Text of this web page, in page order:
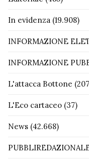
In evidenza (19.908)
INFORMAZIONE
INFORMAZIONE
L'attacca Bottone
L'Eco cartaceo (37)
News (42.668)